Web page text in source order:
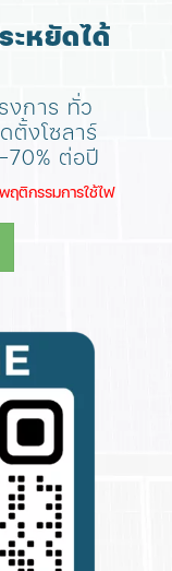
หยัดได้
งการ ทั่ว
ตั้งโซลาร์
70% ต่อปี
ติกรรมการใช้ไฟ